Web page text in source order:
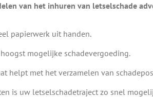
van het inhuren van letselschade
papierwerk uit handen.
mogelijke schadevergoeding.
helpt met het verzamelen van
is uw letselschadetraject zo snel